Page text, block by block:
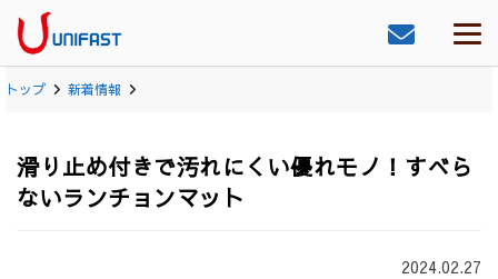
トップ 新着情報
滑り止め付きで汚れにくい優れモノ！すべら
ないランチョンマット
2024.02.27